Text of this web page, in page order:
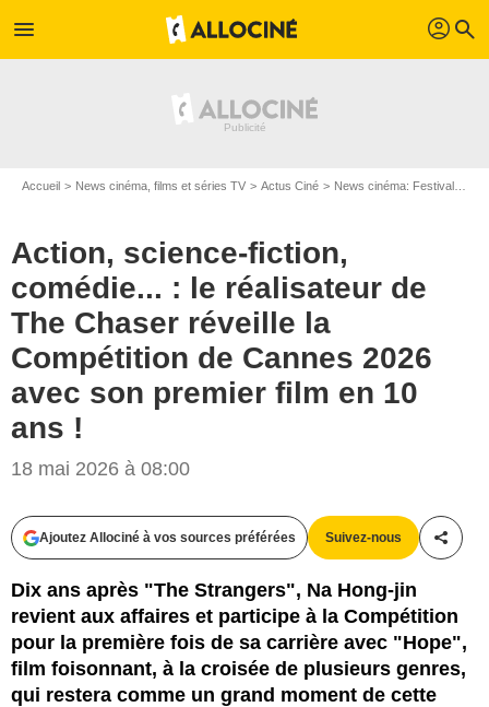
menu profil search
Accueil News cinéma, films et séries TV Actus Ciné News cinéma: Festivals
Action, science-fiction,
comédie... : le réalisateur de
The Chaser réveille la
Compétition de Cannes 2026
avec son premier film en 10
ans !
18 mai 2026 à 08:00
Ajoutez Allociné à vos sources préférées Suivez-nous
Dix ans après "The Strangers", Na Hong-jin
revient aux affaires et participe à la Compétition
pour la première fois de sa carrière avec "Hope",
film foisonnant, à la croisée de plusieurs genres,
qui restera comme un grand moment de cette